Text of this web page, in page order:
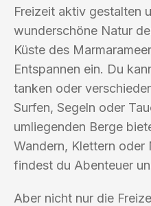
Freizeit aktiv gestalten
wunderschöne Natur
Küste des
Entspannen ein. Du
tanken oder
Surfen, Segeln oder
umliegenden Berge
Wandern, Klettern oder
findest du Abenteuer
Aber nicht nur die